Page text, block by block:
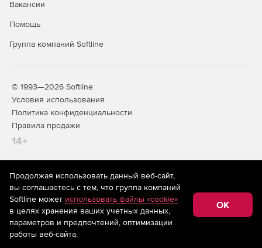
Поиск в смете и актах.
Автоматический расчет массы строительного мусора
Добавление расценок, материалов и механизмов
списком из внешних документов (из буфера обмена
Windows, Excel, Word и др.).
Вакансии
Помощь
Группа компаний Softline
© 1993—2026 Softline
Условия использования
Политика конфиденциальности
Правила продажи
14+
На информационном ресурсе store.softline.ru применяются
рекомендательные технологии(информационные технологии
предоставления информации на основе сбора,
систематизации и анализа сведений, относящихся к
предпочтениям пользователей сети «Интернет»,
находящихся на территории Российской Федерации)
Продолжая использовать данный веб-сайт,
вы соглашаетесь с тем, что группа компаний
Softline может использовать файлы «cookie»
в целях хранения ваших учетных данных,
параметров и предпочтений, оптимизации
работы веб-сайта.
OK